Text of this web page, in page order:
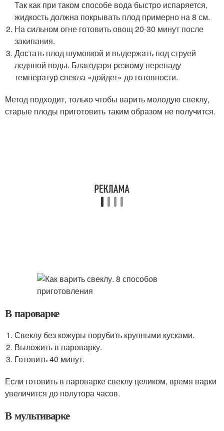
Так как при таком способе вода быстро испаряется,
жидкость должна покрывать плод примерно на 8 см.
На сильном огне готовить овощ 20-30 минут после
закипания.
Достать плод шумовкой и выдержать под струей
ледяной воды. Благодаря резкому перепаду
температур свекла «дойдет» до готовности.
Метод подходит, только чтобы варить молодую свеклу,
старые плоды приготовить таким образом не получится.
В пароварке
Свеклу без кожуры порубить крупными кусками.
Выложить в пароварку.
Готовить 40 минут.
Если готовить в пароварке свеклу целиком, время варки
увеличится до полутора часов.
В мультиварке